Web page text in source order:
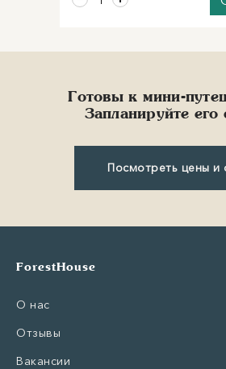
Готовы к мини-
Запланируйте его
Посмотреть цены и
ForestHouse
О нас
Отзывы
Вакансии